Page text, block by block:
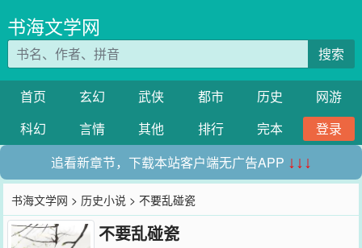
书海文学网
搜索
首页 玄幻 武侠 都市 历史
网游
科幻
言情 其他 排行 完本
登录
追看新章节，下载本站客户端无广告APP ↓↓↓
书海文学网 > 历史小说 > 不要乱碰瓷
不要乱碰瓷